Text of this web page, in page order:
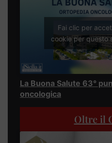
Fai clic per
cookie per questo
La Buona Salute 63°
oncologica
Oltre il